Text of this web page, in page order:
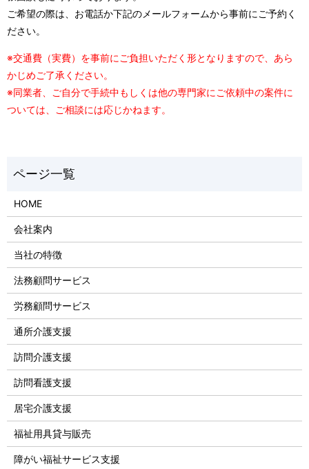
ご希望の際は、お電話か下記のメールフォームから事前にご予約く
ださい。
※交通費（実費）を事前にご負担いただく形となりますので、あら
かじめご了承ください。
※同業者、ご自分で手続中もしくは他の専門家にご依頼中の案件に
ついては、ご相談には応じかねます。
HOME
会社案内
当社の特徴
法務顧問サービス
労務顧問サービス
通所介護支援
訪問介護支援
訪問看護支援
居宅介護支援
福祉用具貸与販売
障がい福祉サービス支援